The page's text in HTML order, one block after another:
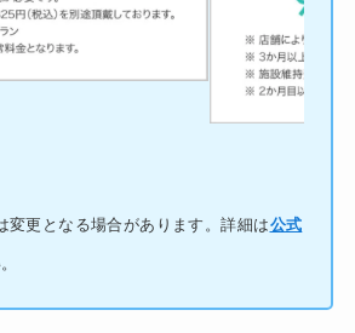
更となる場合があります。詳細は公式